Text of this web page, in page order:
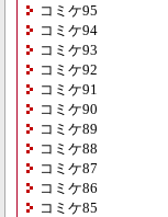
コミケ95
コミケ94
コミケ93
コミケ92
コミケ91
コミケ90
コミケ89
コミケ88
コミケ87
コミケ86
コミケ85